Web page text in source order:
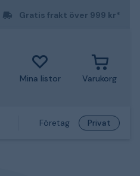
Gratis frakt över 999 kr*
Mina listor Varukorg
Företag Privat